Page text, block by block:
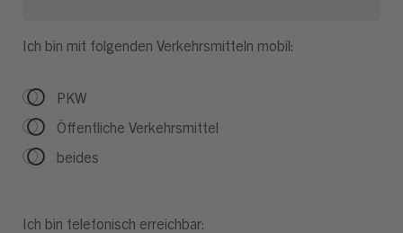
Ich bin mit folgenden Verkehrsmitteln mobil:
PKW
Öffentliche Verkehrsmittel
beides
Ich bin telefonisch erreichbar: